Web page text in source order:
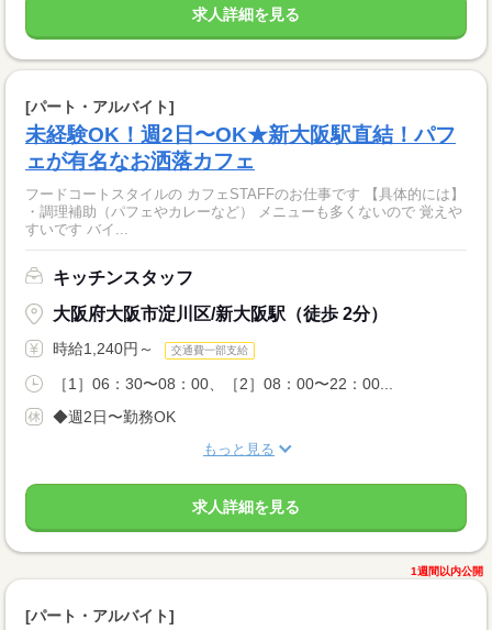
求人詳細を見る
[パート・アルバイト]
未経験OK！週2日〜OK★新大阪駅直結！パフ
ェが有名なお洒落カフェ
フードコートスタイルの カフェSTAFFのお仕事です 【具体的には】
・調理補助（パフェやカレーなど） メニューも多くないので 覚えや
すいです バイ...
キッチンスタッフ
大阪府大阪市淀川区/新大阪駅（徒歩 2分）
時給1,240円～ 交通費一部支給
［1］06：30〜08：00、［2］08：00〜22：00...
◆週2日〜勤務OK
もっと見る
求人詳細を見る
1週間以内公開
[パート・アルバイト]